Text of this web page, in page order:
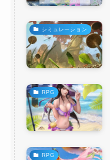
シミュレーション
RPG
RPG